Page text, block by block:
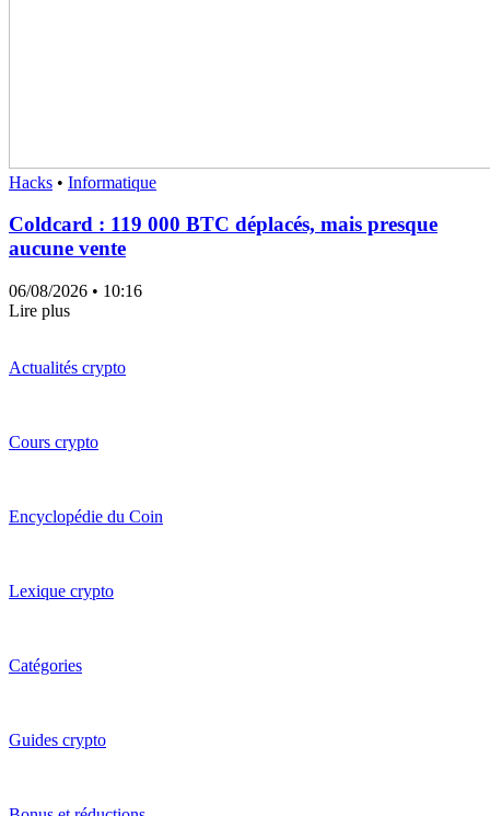
Hacks • Informatique
Coldcard : 119 000 BTC déplacés, mais presque
aucune vente
06/08/2026 • 10:16
Lire plus
Actualités crypto
Cours crypto
Encyclopédie du Coin
Lexique crypto
Catégories
Guides crypto